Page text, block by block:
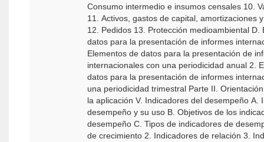
Consumo intermedio e insumos censales 10.
11. Activos, gastos de capital, amortizaciones
12. Pedidos 13. Protección medioambiental D. Elementos de
datos para la presentación de informes
Elementos de datos para la presentación de
internacionales con una periodicidad anual 2.
datos para la presentación de informes
una periodicidad trimestral Parte II. Orientación en lo relativo a
la aplicación V. Indicadores del desempeño A. Indicadores del
desempeño y su uso B. Objetivos de los
desempeño C. Tipos de indicadores de
de crecimiento 2. Indicadores de relación 3.